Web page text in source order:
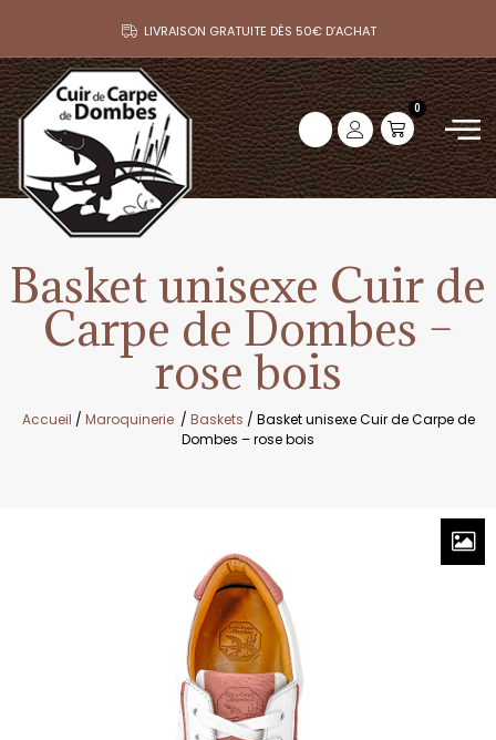
LIVRAISON GRATUITE DÈS 50€ D’ACHAT
0
Basket unisexe Cuir de
Carpe de Dombes –
rose bois
Accueil / Maroquinerie / Baskets / Basket unisexe Cuir de Carpe de
Dombes – rose bois